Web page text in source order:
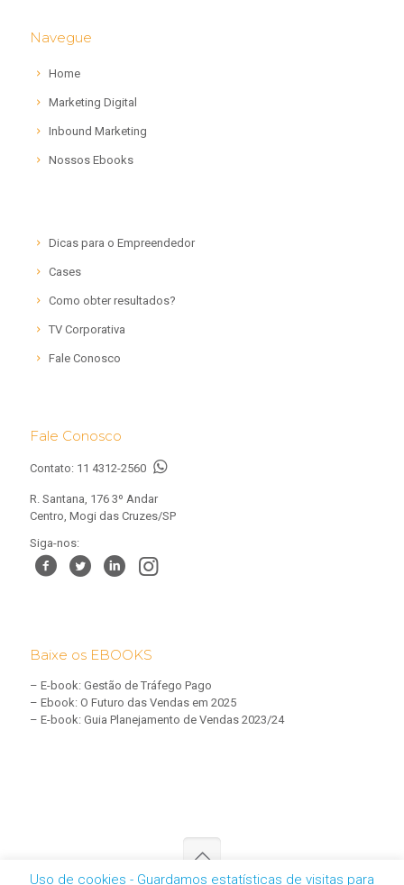
Navegue
Home
Marketing Digital
Inbound Marketing
Nossos Ebooks
Dicas para o Empreendedor
Cases
Como obter resultados?
TV Corporativa
Fale Conosco
Fale Conosco
Contato: 11 4312-2560
R. Santana, 176 3º Andar
Centro, Mogi das Cruzes/SP
Siga-nos:
Baixe os EBOOKS
– E-book: Gestão de Tráfego Pago
– Ebook: O Futuro das Vendas em 2025
– E-book: Guia Planejamento de Vendas 2023/24
Uso de cookies - Guardamos estatísticas de visitas para